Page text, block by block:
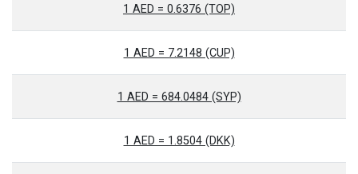
1 AED = 0.6376 (TOP)
1 AED = 7.2148 (CUP)
1 AED = 684.0484 (SYP)
1 AED = 1.8504 (DKK)